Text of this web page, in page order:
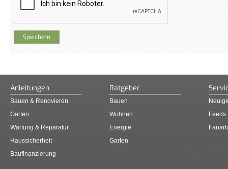
Anleitungen
Bauen & Renovieren
Garten
Wartung & Reparatur
Haussicherheit
Baufinanzierung
Ratgeber
Bauen
Wohnen
Energie
Garten
Feeds